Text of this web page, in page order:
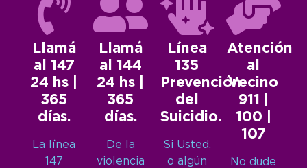
Llamá
al 147
24 hs |
365
días.
La línea
147
Llamá
al 144
24 hs |
365
días.
De la
violencia
Línea
135
Prevención
del
Suicidio.
Si Usted,
o algún
Atención
al
Vecino
911 |
100 |
107
No dude